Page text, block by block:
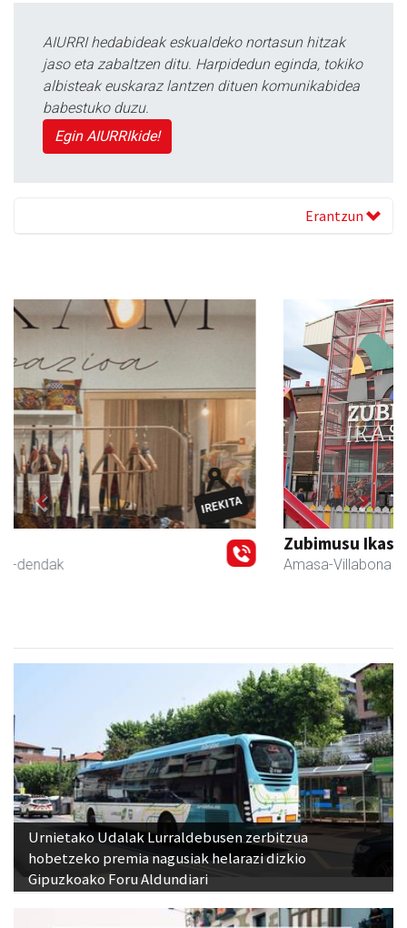
AIURRI hedabideak eskualdeko nortasun hitzak
jaso eta zabaltzen ditu. Harpidedun eginda, tokiko
albisteak euskaraz lantzen dituen komunikabidea
babestuko duzu.
Egin AIURRIkide!
Erantzun
Amasa-Villabona
Previous Next
Urnietako Udalak Lurraldebusen zerbitzua
hobetzeko premia nagusiak helarazi dizkio
Gipuzkoako Foru Aldundiari